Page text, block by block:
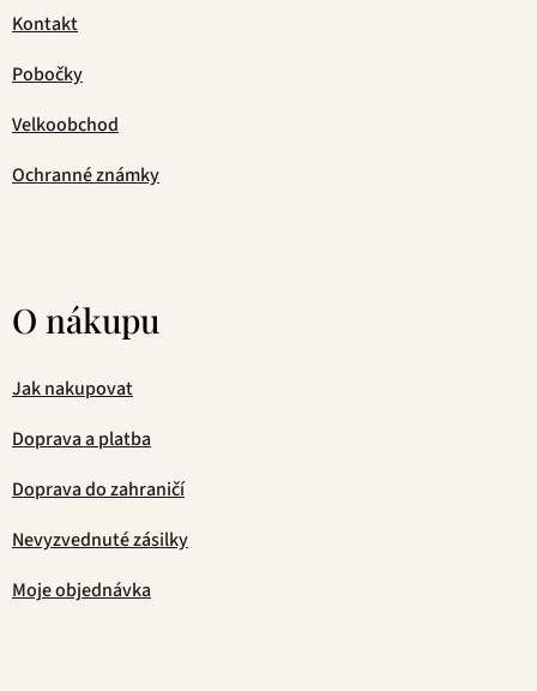
Kontakt
Pobočky
Velkoobchod
Ochranné známky
O nákupu
Jak nakupovat
Doprava a platba
Doprava do zahraničí
Nevyzvednuté zásilky
Moje objednávka